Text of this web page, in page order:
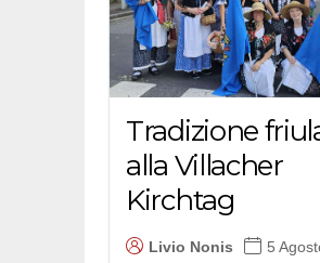
Tradizione
alla Villacher
Kirchtag
Livio Nonis 5